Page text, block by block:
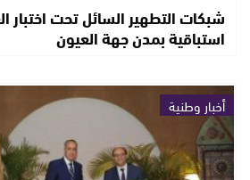
شبكات التطهير السائل تحت اختبار
استباقية بمدن جهة العيون
أخبار وطنية